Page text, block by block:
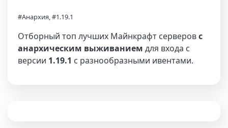
#Анархия, #1.19.1
Отборный топ лучших Майнкрафт серверовс
анархическим выживанием для входа с
версии 1.19.1 с разнообразными ивентами.